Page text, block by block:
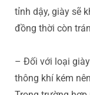
tỉnh dậy, giày sẽ
đồng thời còn
– Đối với loại
thông khí kém